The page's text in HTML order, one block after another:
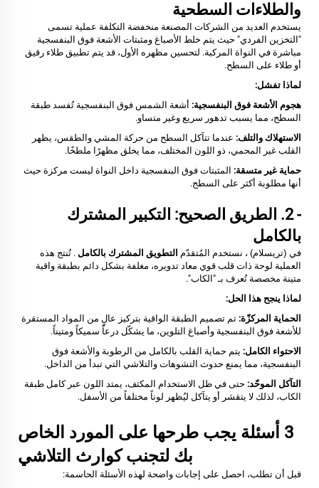
والطلاءات السطحية
يستخدم العديد من الشركات المصنعة منخفضة التكلفة عملية تسمى
"التخزين الفردي" حيث يتم خلط الأصباغ ومثبتات الأشعة فوق البنفسجية
مباشرة في النواة المركبة. لتحسين مظهره الأول، قد يتم تطبيق طلاء رقيق
أو طلاء على السطح.
لماذا تفشل:
هجوم الأشعة فوق البنفسجية: أشعة الشمس فوق البنفسجية تُفسد طبقة
السطح، مما يسبب تدهور سريع وغير متساو.
الاستهلاك والتلف: عندما تتآكل السطح من حركة المشي والطقس، يظهر
القلب غير المحمي، ذو اللون المختلف، مما يخلق مظهرًا ملطخًا.
حماية غير متسقة: المثبتات فوق البنفسجية داخل النواة ليست مركزة حيث
أنها مطلوبة أكثر على السطح.
- 2. الطريق الصحيح: التكبير المشترك
بالكامل
في (تريسلام) ، نستخدم المُتقدّم التطويق المشترك بالكامل . تُنتج هذه
العملية لوحة ذات قلب قوي معاد تدويره، مغلفة بشكل دائم بطبقة واقية
متينة مخصصة تُعرف بـ "الكاب".
لماذا ينجح هذا الحل:
الحماية المركزّة: تم تصميم الطبقة الواقية بتركيز عالٍ من المواد المستقرة
للأشعة فوق البنفسجية وأصباغ التلوين، ما يشكّل درعاً سميكاً ومتيناً.
الاحتواء الكامل: يتم حماية القلب بالكامل من الرطوبة والأشعة فوق
البنفسجية، مما يمنع حدوث التشوهات والتلاشي التي تبدأ من الداخل.
التآكل الموحّد: حتى في ظل الاستخدام المكثف، يمتد اللون عبر كامل طبقة
الكاب، لذلك لا يتقشر أو يتآكل ليُظهر لوناً مختلفاً من الأسفل.
3 أسئلة يجب طرحها على المورد الخاص
بك لتجنب كوارث التلاشي
قبل أن تطلب، احصل على إجابات واضحة لهذه الأسئلة الحاسمة: